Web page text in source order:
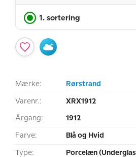
1. sortering
Mærke: Rørstrand
Varenr.: XRX1912
Årgang: 1912
Farve: Blå og Hvid
Type: Porcelæn